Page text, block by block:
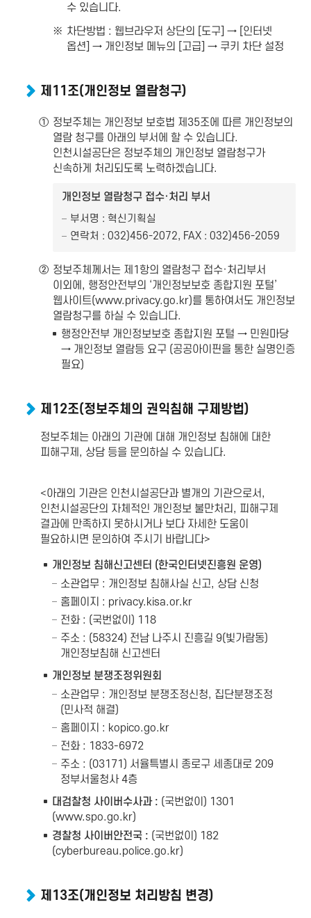
수 있습니다.
차단방법 : 웹브라우저 상단의 [도구] → [인터넷
옵션] → 개인정보 메뉴의 [고급] → 쿠키 차단 설정
제11조(개인정보 열람청구)
① 정보주체는 개인정보 보호법 제35조에 따른 개인정보의
열람 청구를 아래의 부서에 할 수 있습니다.
인천시설공단은 정보주체의 개인정보 열람청구가
신속하게 처리되도록 노력하겠습니다.
개인정보 열람청구 접수·처리 부서
부서명 : 혁신기획실
연락처 : 032)456-2072, FAX : 032)456-2059
② 정보주체께서는 제1항의 열람청구 접수·처리부서
이외에, 행정안전부의 ‘개인정보보호 종합지원 포털’
웹사이트(www.privacy.go.kr)를 통하여서도 개인정보
열람청구를 하실 수 있습니다.
행정안전부 개인정보보호 종합지원 포털 → 민원마당
→ 개인정보 열람등 요구 (공공아이핀을 통한 실명인증
필요)
제12조(정보주체의 권익침해 구제방법)
정보주체는 아래의 기관에 대해 개인정보 침해에 대한
피해구제, 상담 등을 문의하실 수 있습니다.
<아래의 기관은 인천시설공단과 별개의 기관으로서,
인천시설공단의 자체적인 개인정보 불만처리, 피해구제
결과에 만족하지 못하시거나 보다 자세한 도움이
필요하시면 문의하여 주시기 바랍니다>
개인정보 침해신고센터 (한국인터넷진흥원 운영)
소관업무 : 개인정보 침해사실 신고, 상담 신청
홈페이지 : privacy.kisa.or.kr
전화 : (국번없이) 118
주소 : (58324) 전남 나주시 진흥길 9(빛가람동)
개인정보침해 신고센터
개인정보 분쟁조정위원회
소관업무 : 개인정보 분쟁조정신청, 집단분쟁조정
(민사적 해결)
홈페이지 : kopico.go.kr
전화 : 1833-6972
주소 : (03171) 서율특별시 종로구 세종대로 209
정부서울청사 4층
대검찰청 사이버수사과 : (국번없이) 1301
(www.spo.go.kr)
경찰청 사이버안전국 : (국번없이) 182
(cyberbureau.police.go.kr)
제13조(개인정보 처리방침 변경)